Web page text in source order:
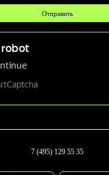
7 (495) 129 55 35